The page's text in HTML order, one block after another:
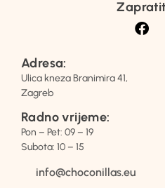
Adresa:
Ulica kneza Branimira 41,
Zagreb
Radno vrijeme:
Pon – Pet: 09 – 19
Subota: 10 – 15
info@choconillas.eu